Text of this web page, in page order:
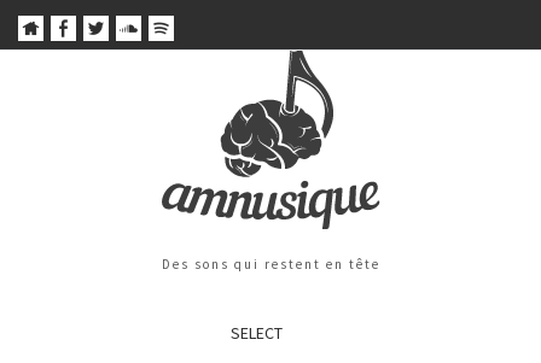
Des sons qui restent en tête
SELECT